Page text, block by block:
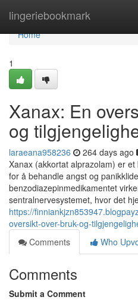
lingeriebookmark
Home
Home
1
Xanax: En
og
laraeana958236 264 days ago
Xanax (akkortat alprazolam) er
for å behandle angst og
benzodiazepinmedikamentet
sentralnervesystemet, hvor det
https://
oversikt-over-bruk-og-
Comments
Who
Comments
Submit a Comment